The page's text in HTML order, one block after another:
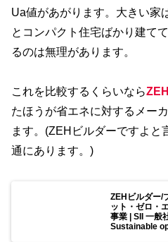
Ua値があがります。大きい家
とコンパクト住宅ばかり建て
るのは無理があります。
これを比較するくらいなら
たほうが省エネに対するメー
ます。(ZEHビルダーですよと
通にあります。)
ZEHビルダー/
ット・ゼロ・
事業 | SII 一般
Sustainable